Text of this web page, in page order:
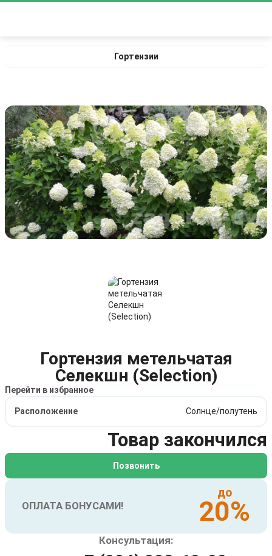
Гортензии
Гортензия метельчатая
Селекшн (Selection)
Перейти в избранное
Расположение Солнце/полутень
Товар закончился
Позвонить
ОПЛАТА БОНУСАМИ!
до
20%
Консультация: